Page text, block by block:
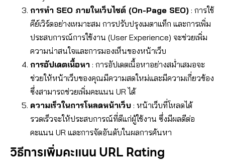
การทำ SEO ภายในเว็บไซต์ (On-Page SEO) : การใช้
คีย์เวิร์ดอย่างเหมาะสม การปรับปรุงเมตาแท็ก และการเพิ่ม
ประสบการณ์การใช้งาน (User Experience) จะช่วยเพิ่ม
ความน่าสนใจและการมองเห็นของหน้าเว็บ
การอัปเดตเนื้อหา : การอัปเดตเนื้อหาอย่างสม่ำเสมอจะ
ช่วยให้หน้าเว็บของคุณมีความสดใหม่และมีความเกี่ยวข้อง
ซึ่งสามารถช่วยเพิ่มคะแนน UR ได้
ความเร็วในการโหลดหน้าเว็บ : หน้าเว็บที่โหลดได้
รวดเร็วจะให้ประสบการณ์ที่ดีแก่ผู้ใช้งาน ซึ่งมีผลดีต่อ
คะแนน UR และการจัดอันดับในผลการค้นหา
วิธีการเพิ่มคะแนน URL Rating